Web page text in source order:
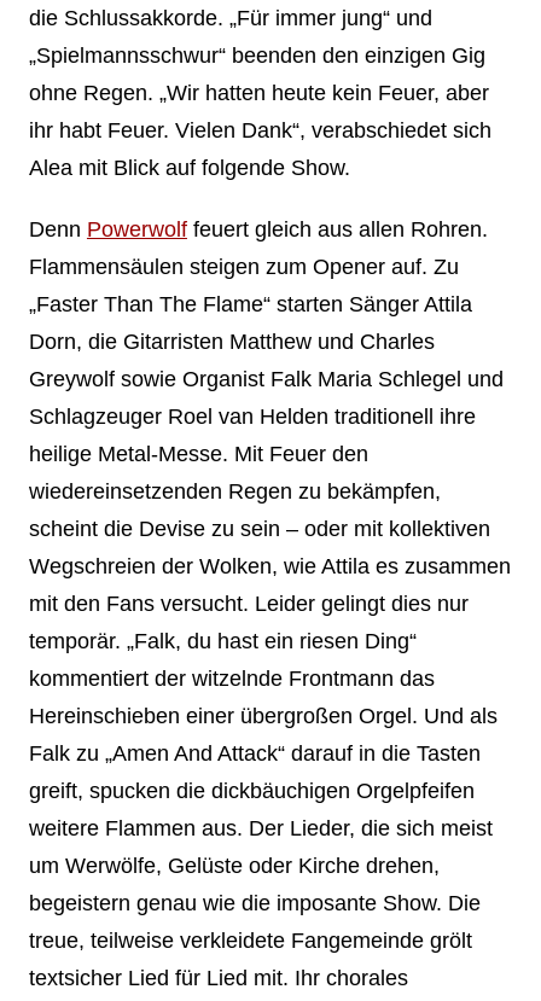
die Schlussakkorde. „Für immer jung“ und
„Spielmannsschwur“ beenden den einzigen Gig
ohne Regen. „Wir hatten heute kein Feuer, aber
ihr habt Feuer. Vielen Dank“, verabschiedet sich
Alea mit Blick auf folgende Show.
Denn Powerwolffeuert gleich aus allen Rohren.
Flammensäulen steigen zum Opener auf. Zu
„Faster Than The Flame“ starten Sänger Attila
Dorn, die Gitarristen Matthew und Charles
Greywolf sowie Organist Falk Maria Schlegel und
Schlagzeuger Roel van Helden traditionell ihre
heilige Metal-Messe. Mit Feuer den
wiedereinsetzenden Regen zu bekämpfen,
scheint die Devise zu sein – oder mit kollektiven
Wegschreien der Wolken, wie Attila es zusammen
mit den Fans versucht. Leider gelingt dies nur
temporär. „Falk, du hast ein riesen Ding“
kommentiert der witzelnde Frontmann das
Hereinschieben einer übergroßen Orgel. Und als
Falk zu „Amen And Attack“ darauf in die Tasten
greift, spucken die dickbäuchigen Orgelpfeifen
weitere Flammen aus. Der Lieder, die sich meist
um Werwölfe, Gelüste oder Kirche drehen,
begeistern genau wie die imposante Show. Die
treue, teilweise verkleidete Fangemeinde grölt
textsicher Lied für Lied mit. Ihr chorales